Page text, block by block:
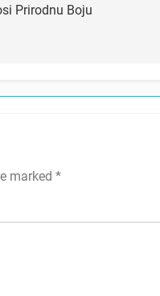
Prirodnu Boju
marked *